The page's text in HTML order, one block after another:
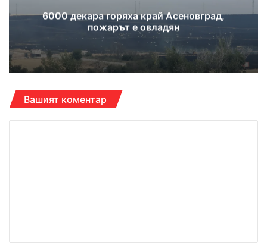
6000 декара горяха край Асеновград,
пожарът е овладян
Вашият коментар